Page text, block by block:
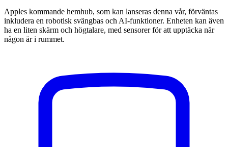
Apples kommande hemhub, som kan lanseras denna vår, förväntas
inkludera en robotisk svängbas och AI-funktioner. Enheten kan även
ha en liten skärm och högtalare, med sensorer för att upptäcka när
någon är i rummet.